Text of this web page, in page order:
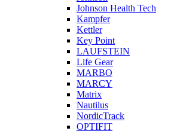
Johnson Health Tech
Kampfer
Kettler
Key Point
LAUFSTEIN
Life Gear
MARBO
MARCY
Matrix
Nautilus
NordicTrack
OPTIFIT